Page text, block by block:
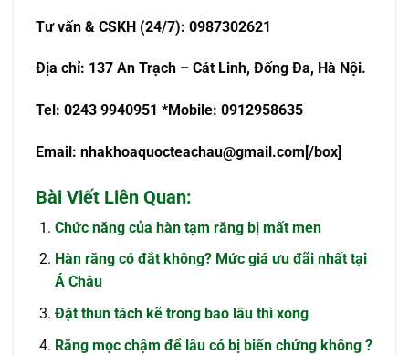
Tưvấn & CSKH (24/7): 0987302621
Địa chỉ: 137 An Trạch – Cát Linh, Đống Đa, Hà Nội.
Tel: 0243 9940951 *Mobile: 0912958635
Email: nhakhoaquocteachau@gmail.com [/box]
Bài Viết Liên Quan:
Chức năng của hàn tạm răng bị mất men
Hàn răng có đắt không? Mức giá ưu đãi nhất tại
Á Châu
Đặt thun tách kẽ trong bao lâu thì xong
Răng mọc chậm để lâu có bị biến chứng không ?